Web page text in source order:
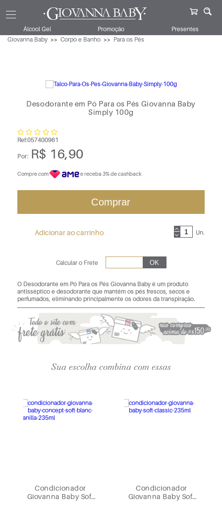
Álcool Gel Promoção
Presentes
Giovanna Baby
Corpo e Banho Para os Pés
Desodorante em Pó Para os Pés Giovanna Baby
Simply 100g
Ref:057400961
Por: R$ 16,90
Compre com e receba 3% de cashback
Comprar
Un.
Adicionar ao carrinho
Calcular o Frete
O Desodorante em Pó Para os Pés Giovanna Baby é um produto
antisséptico e desodorante que mantém os pés frescos, secos e
perfumados, eliminando principalmente os odores da transpiração.
Sua escolha combina com essas
Condicionador
Giovanna Baby Soft
Condicionador
Giovanna Baby Soft